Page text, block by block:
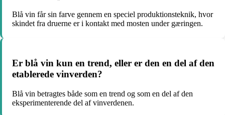
Blå vin får sin farve gennem en speciel produktionsteknik, hvor
skindet fra druerne er i kontakt med mosten under gæringen.
Er blå vin kun en trend, eller er den en del af den
etablerede vinverden?
Blå vin betragtes både som en trend og som en del af den
eksperimenterende del af vinverdenen.